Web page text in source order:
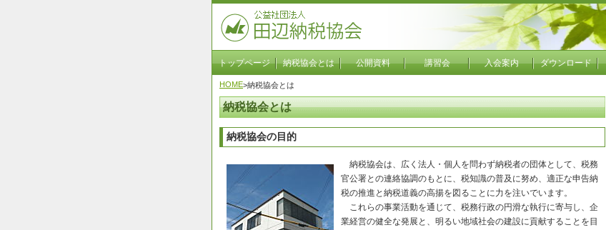
トップページ 納税協会とは 公開資料 講習会 入会案内 ダウンロード
HOME>納税協会とは
納税協会とは
納税協会の目的
納税協会は、広く法人・個人を問わず納税者の団体として、税務
官公署との連絡協調のもとに、税知識の普及に努め、適正な申告納
税の推進と納税道義の高揚を図ることに力を注いでいます。
これらの事業活動を通じて、税務行政の円滑な執行に寄与し、企
業経営の健全な発展と、明るい地域社会の建設に貢献することを目